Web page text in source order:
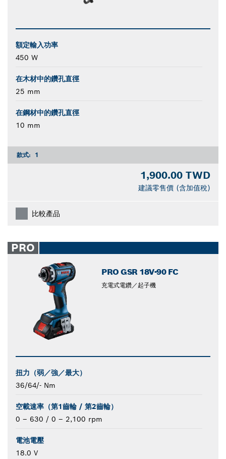
額定輸入功率
450 W
在木材中的鑽孔直徑
25 mm
在鋼材中的鑽孔直徑
10 mm
款式: 1
1,900.00 TWD
建議零售價 (含加值稅)
比較產品
PRO
PRO GSR 18V-90 FC
充電式電鑽／起子機
扭力（弱／強／最大）
36/64/- Nm
空載速率（第1齒輪 / 第2齒輪）
0 – 630 / 0 – 2,100 rpm
電池電壓
18.0 V